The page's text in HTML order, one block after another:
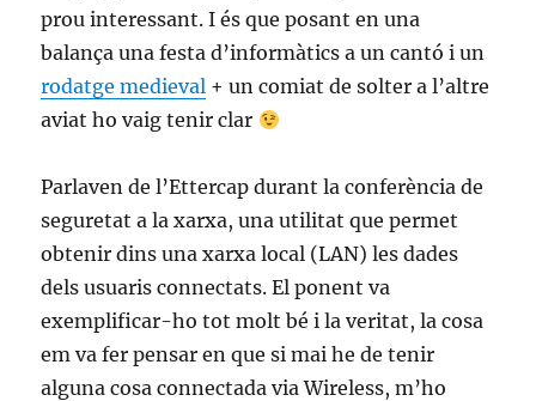
prou interessant. I és que posant en una
balança una festa d’informàtics a un cantó i un
rodatge medieval + un comiat de solter a l’altre
aviat ho vaig tenir clar
Parlaven de l’Ettercap durant la conferència de
seguretat a la xarxa, una utilitat que permet
obtenir dins una xarxa local (LAN) les dades
dels usuaris connectats. El ponent va
exemplificar-ho tot molt bé i la veritat, la cosa
em va fer pensar en que si mai he de tenir
alguna cosa connectada via Wireless, m’ho